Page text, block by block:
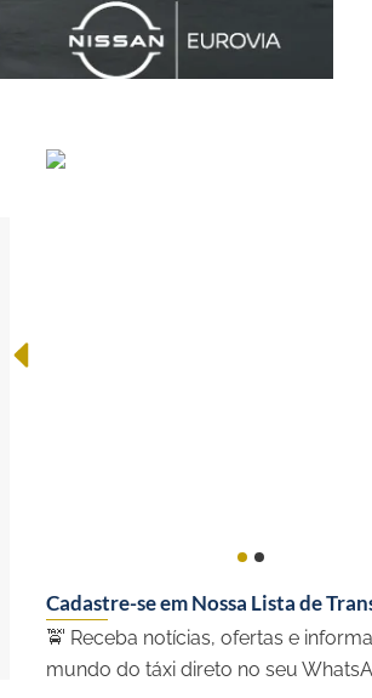
Cadastre-se em Nossa Lista de
🚖 Receba notícias, ofertas e
mundo do táxi direto no seu